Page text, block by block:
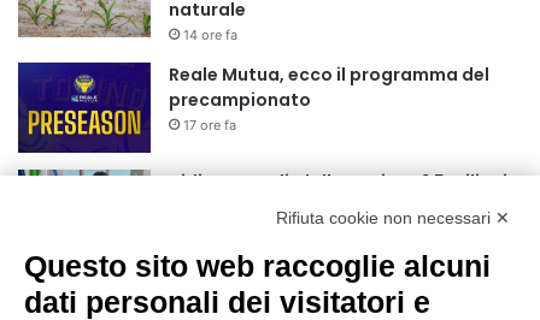
naturale
14 ore fa
Reale Mutua, ecco il programma del
precampionato
17 ore fa
Nidi comunali: dalla Regione 1,5 milioni
di euro per ampliare gli orari dei servizi
20 ore fa
Eclissi di Sole del 12 agosto: potenziati i
Rifiuta cookie non necessari ✕
Questo sito web raccoglie alcuni
dati personali dei visitatori e